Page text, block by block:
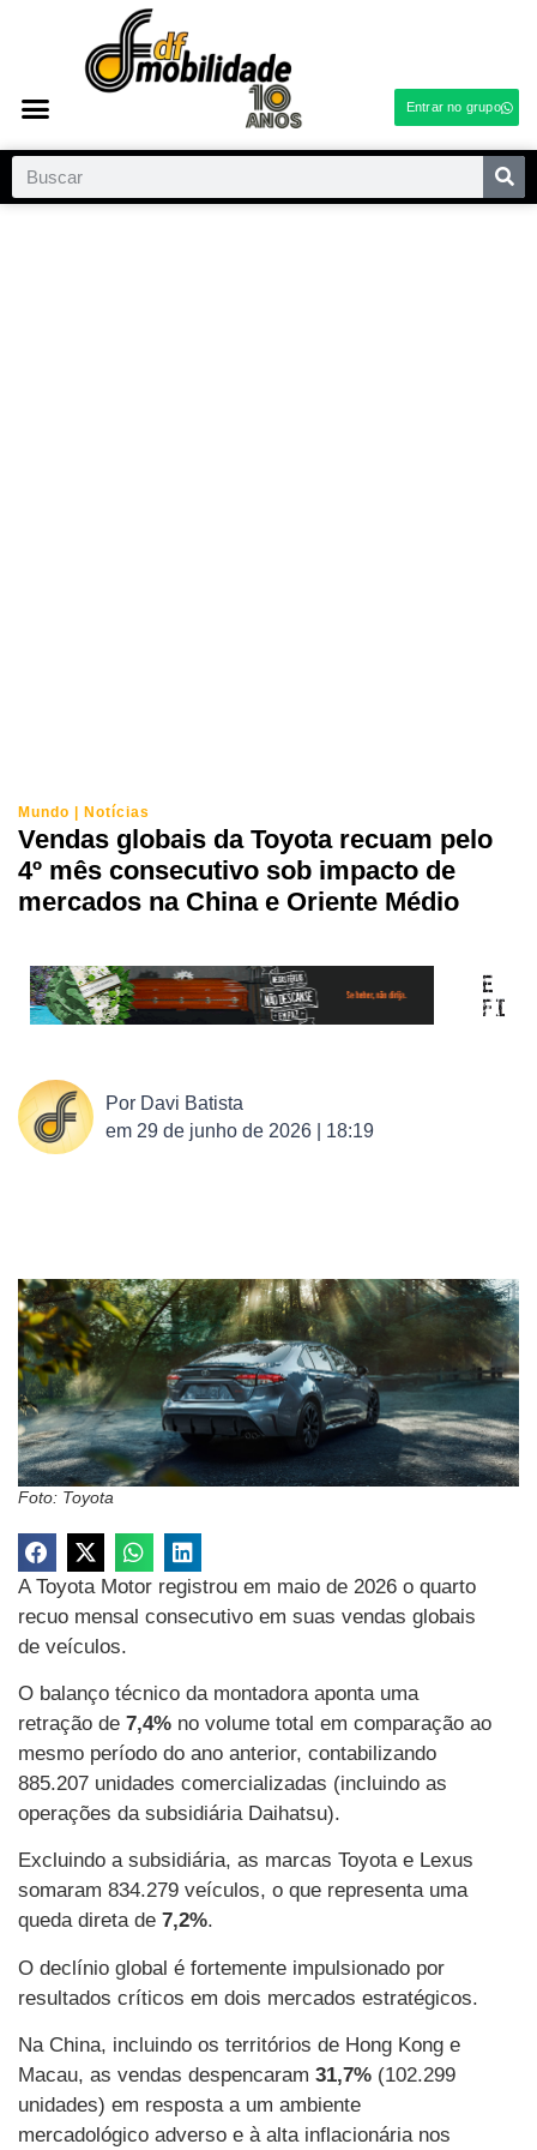
Entrar no grupo
Mundo | Notícias
Vendas globais da Toyota recuam pelo
4º mês consecutivo sob impacto de
mercados na China e Oriente Médio
Por Davi Batista
em 29 de junho de 2026 | 18:19
Foto: Toyota
A Toyota Motor registrou em maio de 2026 o quarto
recuo mensal consecutivo em suas vendas globais
de veículos.
O balanço técnico da montadora aponta uma
retração de 7,4% no volume total em comparação ao
mesmo período do ano anterior, contabilizando
885.207 unidades comercializadas (incluindo as
operações da subsidiária Daihatsu).
Excluindo a subsidiária, as marcas Toyota e Lexus
somaram 834.279 veículos, o que representa uma
queda direta de 7,2%.
O declínio global é fortemente impulsionado por
resultados críticos em dois mercados estratégicos.
Na China, incluindo os territórios de Hong Kong e
Macau, as vendas despencaram 31,7% (102.299
unidades) em resposta a um ambiente
mercadológico adverso e à alta inflacionária nos